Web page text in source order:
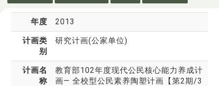
年度 2013
计画类
别
研究计画(公家单位)
计画名
称
教育部102年度现代公民核心能力养成计
画— 全校型公民素养陶塑计画【第2期/3